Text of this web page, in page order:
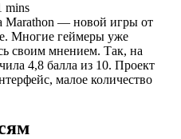
mins
Marathon — новой игры от
Многие геймеры уже
своим мнением. Так, на
4,8 балла из 10. Проект
малое количество